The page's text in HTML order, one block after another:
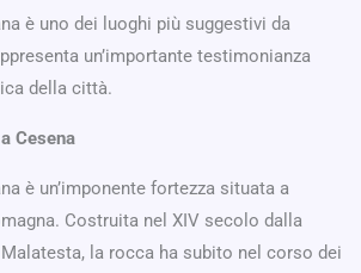
è uno dei luoghi più suggestivi da
un’importante testimonianza
della città.
Cesena
è un’imponente fortezza situata a
Costruita nel XIV secolo dalla
la rocca ha subito nel corso dei